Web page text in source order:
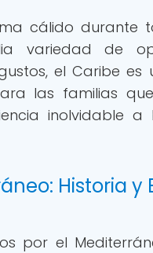
cálido durante
variedad de
el Caribe es
las familias
inolvidable
Historia y
por el